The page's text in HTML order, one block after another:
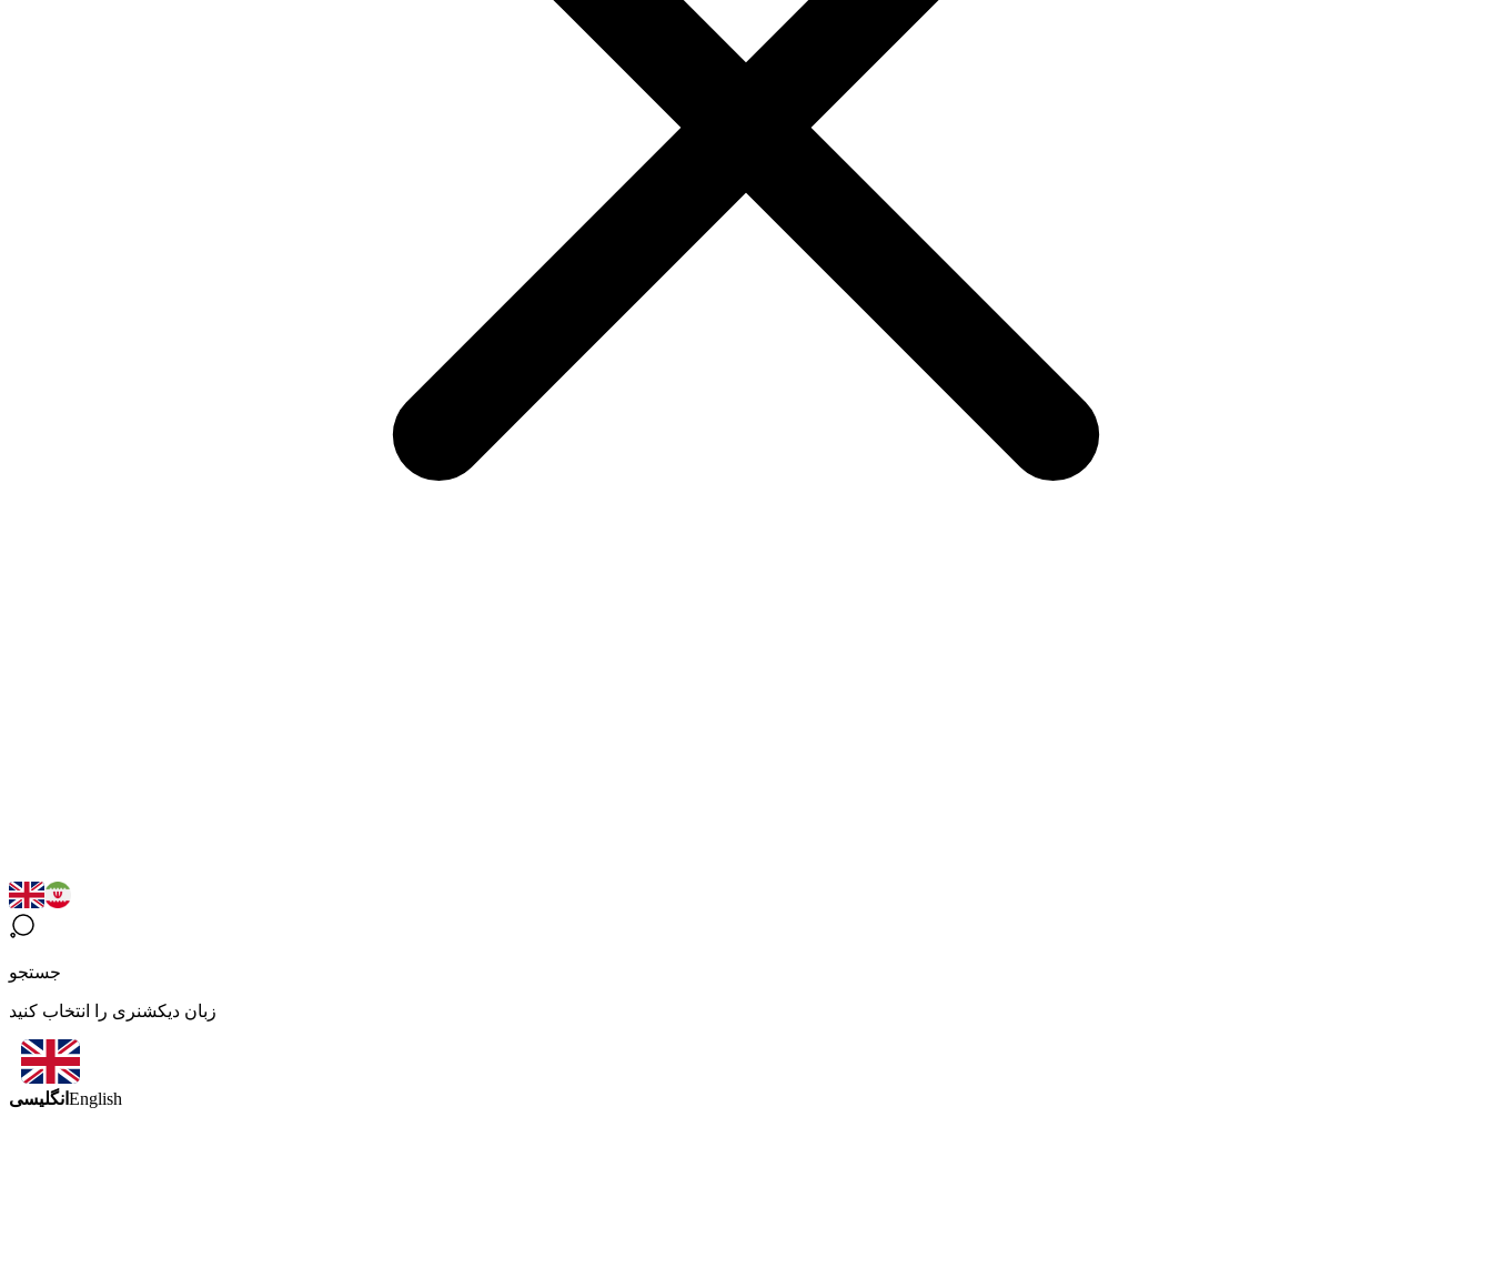
جستجو
زبان دیکشنری را انتخاب کنید
انگلیسی English